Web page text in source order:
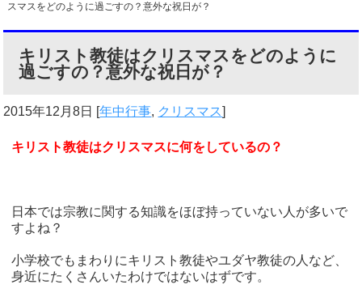
スマスをどのように過ごすの？意外な祝日が？
キリスト教徒はクリスマスをどのように
過ごすの？意外な祝日が？
2015年12月8日 [年中行事, クリスマス]
キリスト教徒はクリスマスに何をしているの？
日本では宗教に関する知識をほぼ持っていない人が多いで
すよね？
小学校でもまわりにキリスト教徒やユダヤ教徒の人など、
身近にたくさんいたわけではないはずです。